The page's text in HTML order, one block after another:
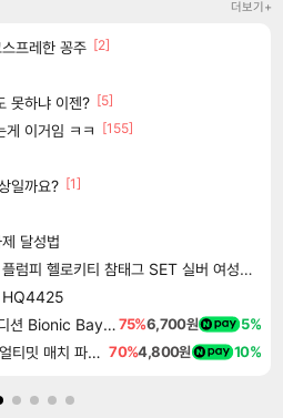
더보기+
프레한 꽁주 [2]
못하냐 이젠? [5]
게 이거임 ㅋㅋ
[155]
일까요? [1]
달성법
피 헬로키티 참태그 SET 실버 여성용 쪼리
HQ4425
바이오닉 베이 디럭스 에디션 Bionic Bay Deluxe Edition75%6,700원 5%
더 킹 오브 파이터즈 98 얼티밋 매치 파이널 에디션 THE KING OF FIGHTERS 98 ULTIMATE MATCH FINAL EDITION 70%4,800원 10%